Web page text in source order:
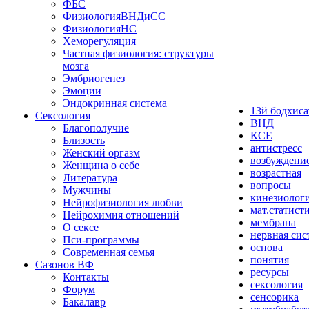
ФБС
ФизиологияВНДиСС
ФизиологияНС
Хеморегуляция
Частная физиология: структуры
мозга
Эмбриогенез
Эмоции
Эндокринная система
Сексология
Благополучие
Близость
Женский оргазм
Женщина о себе
Литература
Мужчины
Нейрофизиология любви
Нейрохимия отношений
О сексе
Пси-программы
Современная семья
Сазонов ВФ
Контакты
Форум
Бакалавр
13й
ВНД
КСЕ
антистресс
возрастная
вопросы
мембрана
нервная
основа
понятия
ресурсы
сексология
сенсорика